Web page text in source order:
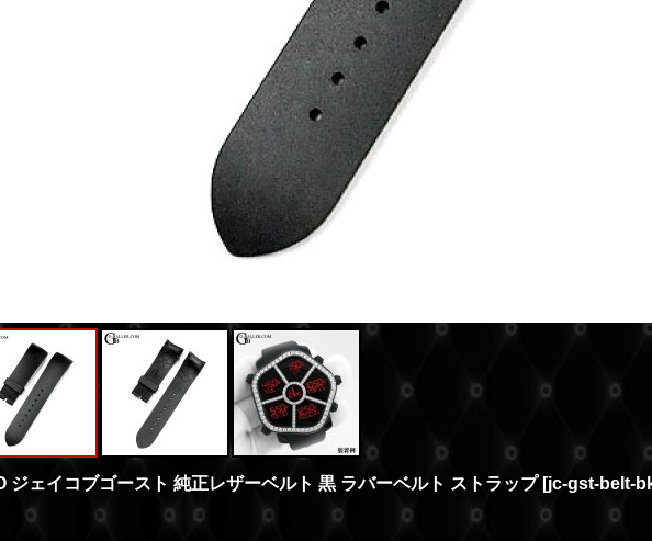
ジェイコブゴースト 純正レザーベルト 黒 ラバーベルト ストラップ [jc-gst-belt-